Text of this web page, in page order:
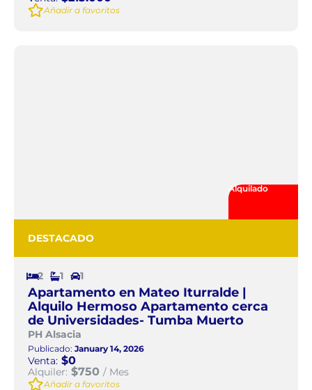
Añadir a favoritos
Alquilado
DESTACADO
2 1 1
Apartamento en Mateo Iturralde |
Alquilo Hermoso Apartamento cerca
de Universidades- Tumba Muerto
PH Alsacia
Publicado: January 14, 2026
Venta: $0
Alquiler: $750 / Mes
Añadir a favoritos